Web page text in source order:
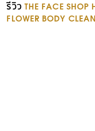
รีวิว THE FACE SHOP
FLOWER BODY